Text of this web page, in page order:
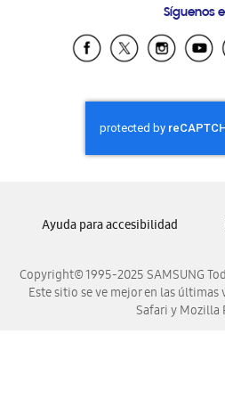
Samsung
Samsung El
Samsung
Samsung
Samsung
Samsung
Síguenos
Copyright© 1995-2025 SAMSUNG
Este sitio se ve mejor en las últimas
Safari y Mozilla
Ayuda para accesibilidad